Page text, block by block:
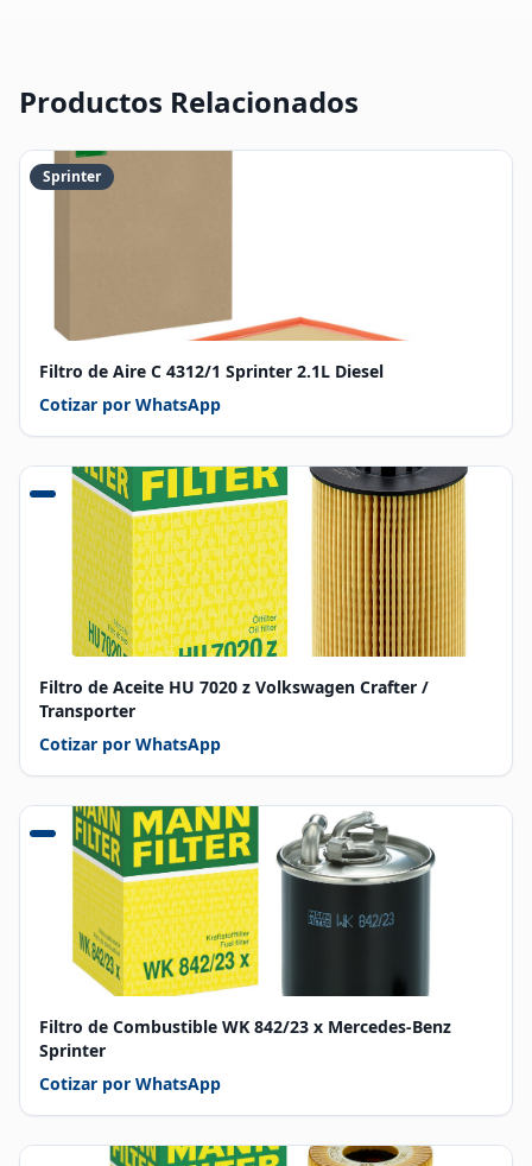
Productos Relacionados
Sprinter
Filtro de Aire C 4312/1 Sprinter 2.1L Diesel
Cotizar por WhatsApp
Filtro de Aceite HU 7020 z Volkswagen Crafter /
Transporter
Cotizar por WhatsApp
Filtro de Combustible WK 842/23 x Mercedes-Benz
Sprinter
Cotizar por WhatsApp